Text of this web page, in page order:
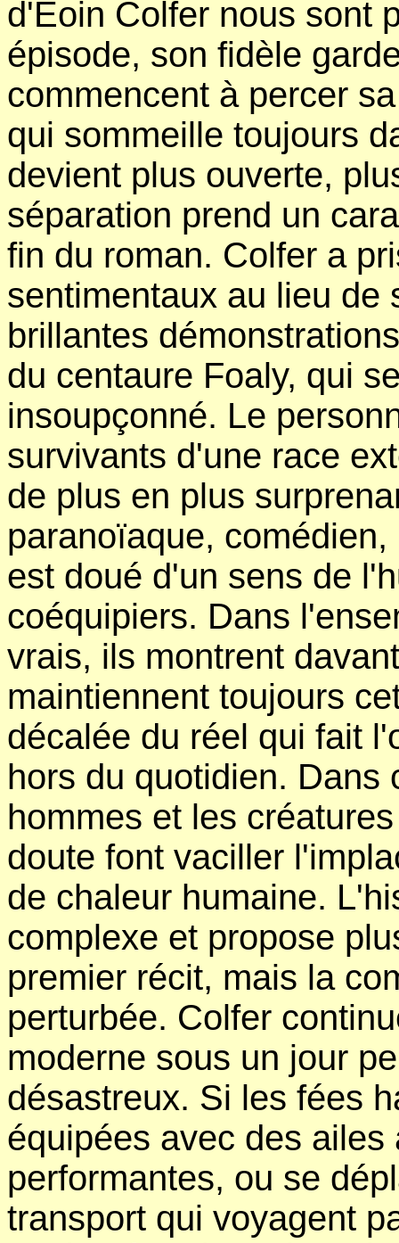
d'Eoin Colfer nous sont
épisode, son fidèle
commencent à percer
qui sommeille toujours
devient plus ouverte,
séparation prend un
fin du roman. Colfer a
sentimentaux au lieu de
brillantes
du centaure Foaly, qui
insoupçonné. Le
survivants d'une race
de plus en plus
paranoïaque,
est doué d'un sens de
coéquipiers. Dans
vrais, ils montrent
maintiennent toujours
décalée du réel qui fait
hors du quotidien. Dans
hommes et les
doute font vaciller
de chaleur humaine.
complexe et propose
premier récit, mais la
perturbée. Colfer
moderne sous un jour
désastreux. Si les fées
équipées avec des
performantes, ou se
transport qui voyagent